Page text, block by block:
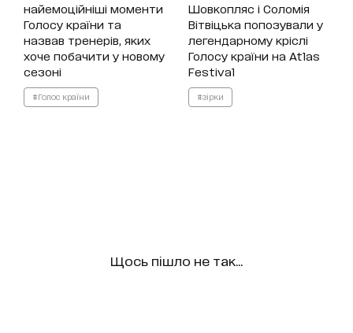
найемоційніші моменти
Голосу країни та
назвав тренерів, яких
хоче побачити у новому
сезоні
#Голос країни
Шовкопляс і Соломія
Вітвіцька попозували у
легендарному кріслі
Голосу країни на Atlas
Festival
#зірки
Щось пішло не так...